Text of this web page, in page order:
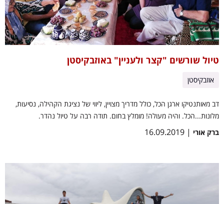
טיול שורשים "קצר ולעניין" באוזבקיסטן
אוזבקיסטן
דב מאותנטיקו ארגן הכל, כולל מדריך מצויין, ליווי של נציגת הקהילה, נסיעות,
מלונות...הכל. והיה מעולה! מומלץ בחום. תודה רבה על טיול נהדר.
ברק אורי | 16.09.2019